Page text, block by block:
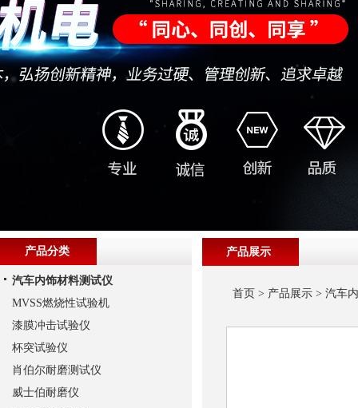
产品展示
首页 > 产品展示> 汽车
产品分类
汽车内饰材料测试仪
MVSS燃烧性试验机
漆膜冲击试验仪
杯突试验仪
肖伯尔耐磨测试仪
威士伯耐磨仪